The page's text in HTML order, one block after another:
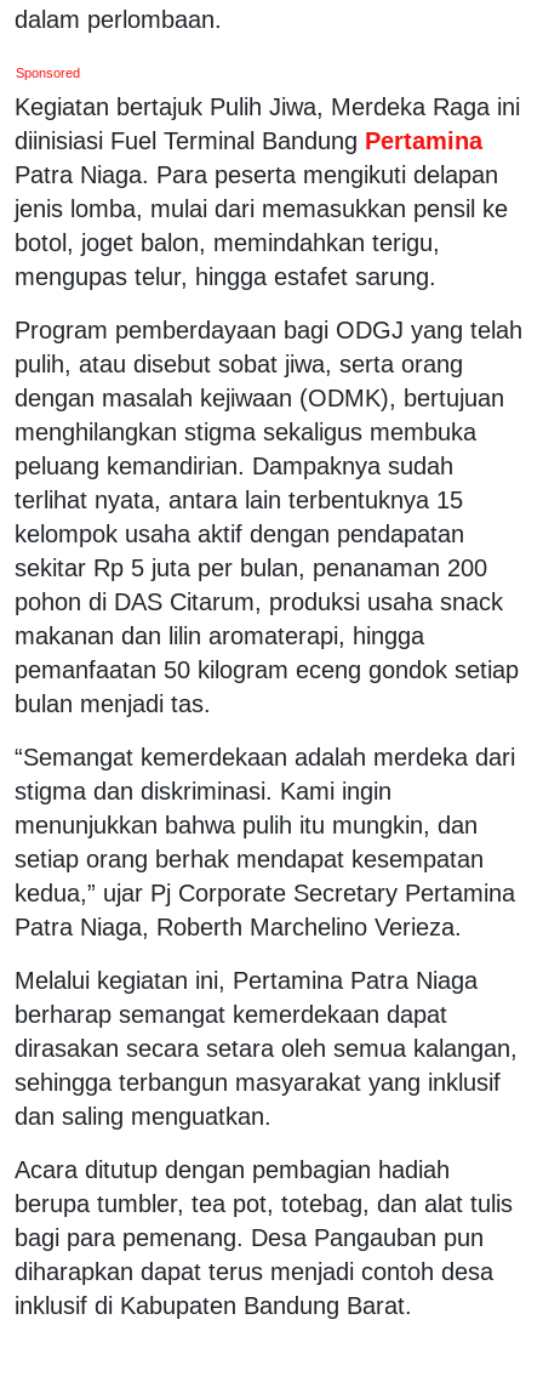
dalam perlombaan.
Sponsored
Kegiatan bertajuk Pulih Jiwa, Merdeka Raga ini
diinisiasi Fuel Terminal Bandung Pertamina
Patra Niaga. Para peserta mengikuti delapan
jenis lomba, mulai dari memasukkan pensil ke
botol, joget balon, memindahkan terigu,
mengupas telur, hingga estafet sarung.
Program pemberdayaan bagi ODGJ yang telah
pulih, atau disebut sobat jiwa, serta orang
dengan masalah kejiwaan (ODMK), bertujuan
menghilangkan stigma sekaligus membuka
peluang kemandirian. Dampaknya sudah
terlihat nyata, antara lain terbentuknya 15
kelompok usaha aktif dengan pendapatan
sekitar Rp 5 juta per bulan, penanaman 200
pohon di DAS Citarum, produksi usaha snack
makanan dan lilin aromaterapi, hingga
pemanfaatan 50 kilogram eceng gondok setiap
bulan menjadi tas.
“Semangat kemerdekaan adalah merdeka dari
stigma dan diskriminasi. Kami ingin
menunjukkan bahwa pulih itu mungkin, dan
setiap orang berhak mendapat kesempatan
kedua,” ujar Pj Corporate Secretary Pertamina
Patra Niaga, Roberth Marchelino Verieza.
Melalui kegiatan ini, Pertamina Patra Niaga
berharap semangat kemerdekaan dapat
dirasakan secara setara oleh semua kalangan,
sehingga terbangun masyarakat yang inklusif
dan saling menguatkan.
Acara ditutup dengan pembagian hadiah
berupa tumbler, tea pot, totebag, dan alat tulis
bagi para pemenang. Desa Pangauban pun
diharapkan dapat terus menjadi contoh desa
inklusif di Kabupaten Bandung Barat.